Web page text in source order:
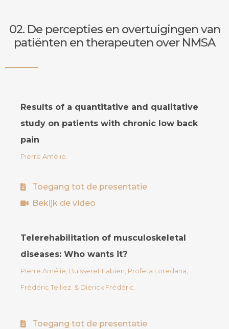
02. De percepties en overtuigingen van
patiënten en therapeuten over NMSA
Results of a quantitative and qualitative
study on patients with chronic low back
pain
Pierre Amélie.
Toegang tot de presentatie
Bekijk de video
Telerehabilitation of musculoskeletal
diseases: Who wants it?
Pierre Amélie, Buisseret Fabien, Profeta Loredana,
Frédéric Telliez & Dierick Frédéric.
Toegang tot de presentatie